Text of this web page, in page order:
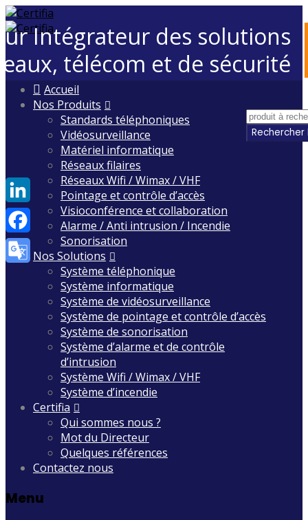
Intégrateur des solutions
télécom et de sécurité
Skip
Accueil
Nos Produits
Standards téléphoniques
Vidéosurveillance
Matériel informatique
Réseaux filaires
Réseaux Wifi / Wimax / VHF
Pointage et contrôle d’accès
Visioconférence et collaboration
Alarme / Anti intrusion / Incendie
Sonorisation
Nos Solutions
Système téléphonique
Système informatique
Système de vidéosurveillance
Système de pointage et contrôle d’accès
Système de sonorisation
Système d’alarme et de contrôle
d’intrusion
Système Wifi / Wimax / VHF
Système d’incendie
Certifia
Qui sommes nous ?
Mot du Directeur
Quelques références
Contactez nous
Menu
LinkedIn
Facebook
Translate